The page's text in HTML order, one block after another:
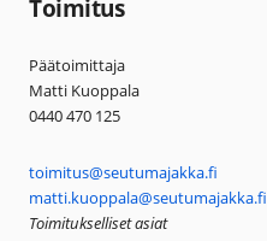
Toimitus
Päätoimittaja
Matti Kuoppala
0440 470 125
toimitus@seutumajakka.fi
matti.kuoppala@seutumajakka.fi
Toimitukselliset asiat